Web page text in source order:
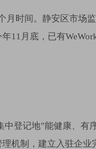
月时间。静安区市场
11月底，已有
登记地”能健康、
机制，建立入驻企